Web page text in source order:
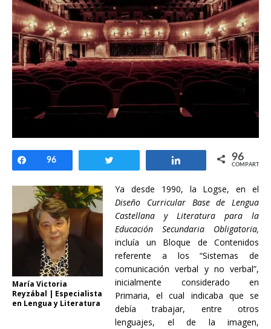
Compartir
96 Compartir 96
COMPARTIR
María Victoria
Reyzábal | Especialista
en Lengua y Literatura
Ya desde 1990, la Logse, en el
Diseño Curricular Base de Lengua
Castellana y Literatura para la
Educación Secundaria Obligatoria,
incluía un Bloque de Contenidos
referente a los “Sistemas de
comunicación verbal y no verbal”,
inicialmente considerado en
Primaria, el cual indicaba que se
debía trabajar, entre otros
lenguajes, el de la imagen,